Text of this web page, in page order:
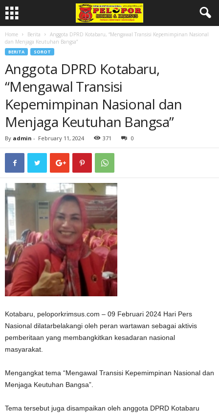
Home Berita
Anggota DPRD Kotabaru, “Mengawal Transisi Kepemimpinan Nasional
dan Menjaga Keutuhan Bangsa”
BERITA SOROT
Anggota DPRD Kotabaru,
“Mengawal Transisi
Kepemimpinan Nasional dan
Menjaga Keutuhan Bangsa”
By admin - February 11, 2024 371 0
Kotabaru, peloporkrimsus.com – 09 Februari 2024 Hari Pers
Nasional dilatarbelakangi oleh peran wartawan sebagai aktivis
pemberitaan yang membangkitkan kesadaran nasional
masyarakat.
Mengangkat tema “Mengawal Transisi Kepemimpinan Nasional dan
Menjaga Keutuhan Bangsa”.
Tema tersebut juga disampaikan oleh anggota DPRD Kotabaru